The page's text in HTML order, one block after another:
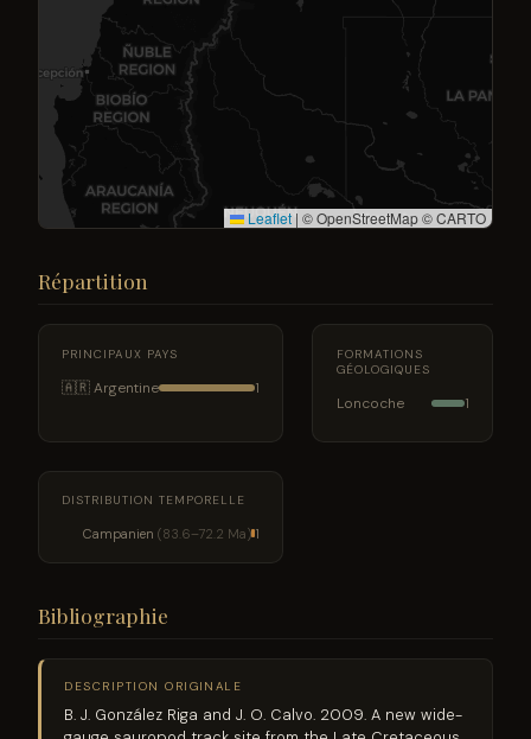
Leaflet | © OpenStreetMap © CARTO
Répartition
PRINCIPAUX PAYS
🇦🇷 Argentine 1
FORMATIONS
GÉOLOGIQUES
Loncoche 1
DISTRIBUTION TEMPORELLE
Campanien (83.6–72.2 Ma) 1
Bibliographie
DESCRIPTION ORIGINALE
B. J. González Riga and J. O. Calvo. 2009. A new wide-